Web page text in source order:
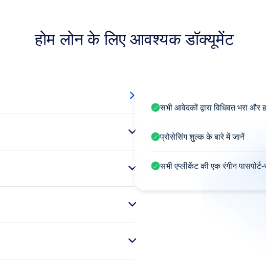
होम लोन के लिए आवश्यक डॉक्यूमेंट
सभी आवेदकों द्वारा विधिवत भरा और
प्रोसेसिंग शुल्क के बारे में जानें
सभी एप्लीकेंट की एक रंगीन